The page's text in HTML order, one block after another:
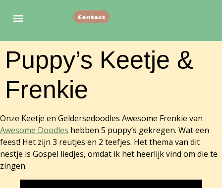
Contact
Puppy’s Keetje &
Frenkie
Onze Keetje en Geldersedoodles Awesome Frenkie van
Awesome Doodles hebben 5 puppy’s gekregen. Wat een
feest! Het zijn 3 reutjes en 2 teefjes. Het thema van dit
nestje is Gospel liedjes, omdat ik het heerlijk vind om die te
zingen.